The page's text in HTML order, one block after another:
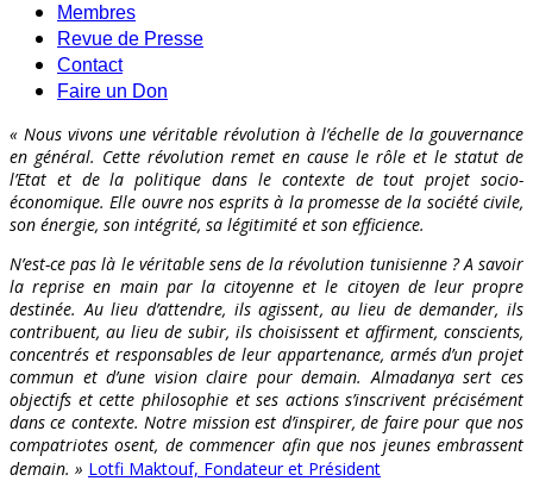
Membres
Revue de Presse
Contact
Faire un Don
« Nous vivons une véritable révolution à l’échelle de la gouvernance
en général. Cette révolution remet en cause le rôle et le statut de
l’Etat et de la politique dans le contexte de tout projet socio-
économique. Elle ouvre nos esprits à la promesse de la société civile,
son énergie, son intégrité, sa légitimité et son efficience.
N’est-ce pas là le véritable sens de la révolution tunisienne ? A savoir
la reprise en main par la citoyenne et le citoyen de leur propre
destinée. Au lieu d’attendre, ils agissent, au lieu de demander, ils
contribuent, au lieu de subir, ils choisissent et affirment, conscients,
concentrés et responsables de leur appartenance, armés d’un projet
commun et d’une vision claire pour demain. Almadanya sert ces
objectifs et cette philosophie et ses actions s’inscrivent précisément
dans ce contexte. Notre mission est d’inspirer, de faire pour que nos
compatriotes osent, de commencer afin que nos jeunes embrassent
demain. » Lotfi Maktouf, Fondateur et Président